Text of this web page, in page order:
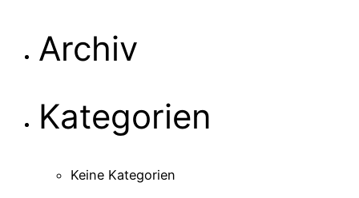
Archiv
Kategorien
Keine Kategorien